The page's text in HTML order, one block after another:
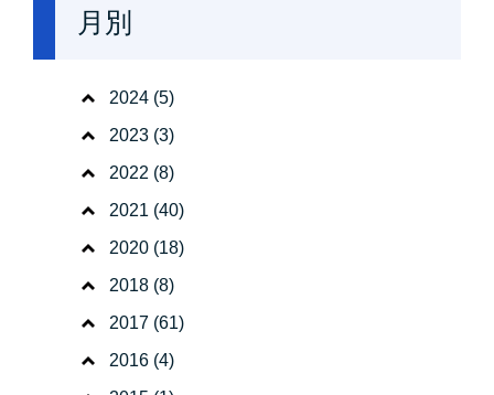
月別
2024 (5)
2023 (3)
2022 (8)
2021 (40)
2020 (18)
2018 (8)
2017 (61)
2016 (4)